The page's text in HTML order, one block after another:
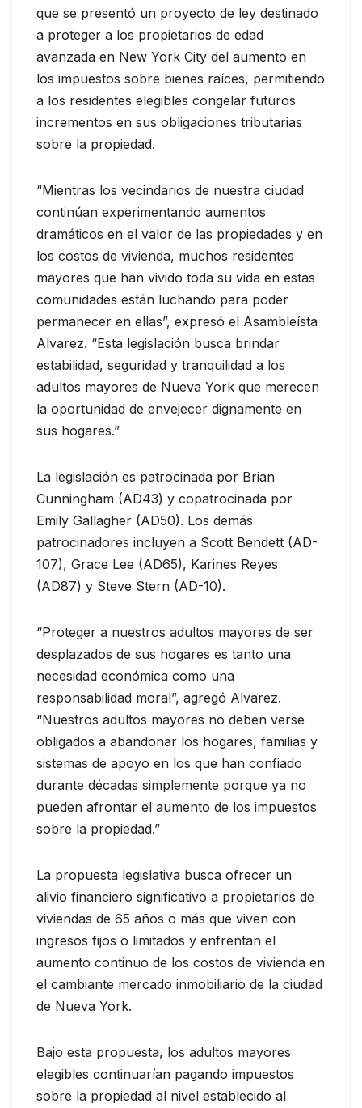
que se presentó un proyecto de ley destinado
a proteger a los propietarios de edad
avanzada en New York City del aumento en
los impuestos sobre bienes raíces, permitiendo
a los residentes elegibles congelar futuros
incrementos en sus obligaciones tributarias
sobre la propiedad.
“Mientras los vecindarios de nuestra ciudad
continúan experimentando aumentos
dramáticos en el valor de las propiedades y en
los costos de vivienda, muchos residentes
mayores que han vivido toda su vida en estas
comunidades están luchando para poder
permanecer en ellas”, expresó el Asambleísta
Alvarez. “Esta legislación busca brindar
estabilidad, seguridad y tranquilidad a los
adultos mayores de Nueva York que merecen
la oportunidad de envejecer dignamente en
sus hogares.”
La legislación es patrocinada por Brian
Cunningham (AD43) y copatrocinada por
Emily Gallagher (AD50). Los demás
patrocinadores incluyen a Scott Bendett (AD-
107), Grace Lee (AD65), Karines Reyes
(AD87) y Steve Stern (AD-10).
“Proteger a nuestros adultos mayores de ser
desplazados de sus hogares es tanto una
necesidad económica como una
responsabilidad moral”, agregó Alvarez.
“Nuestros adultos mayores no deben verse
obligados a abandonar los hogares, familias y
sistemas de apoyo en los que han confiado
durante décadas simplemente porque ya no
pueden afrontar el aumento de los impuestos
sobre la propiedad.”
La propuesta legislativa busca ofrecer un
alivio financiero significativo a propietarios de
viviendas de 65 años o más que viven con
ingresos fijos o limitados y enfrentan el
aumento continuo de los costos de vivienda en
el cambiante mercado inmobiliario de la ciudad
de Nueva York.
Bajo esta propuesta, los adultos mayores
elegibles continuarían pagando impuestos
sobre la propiedad al nivel establecido al